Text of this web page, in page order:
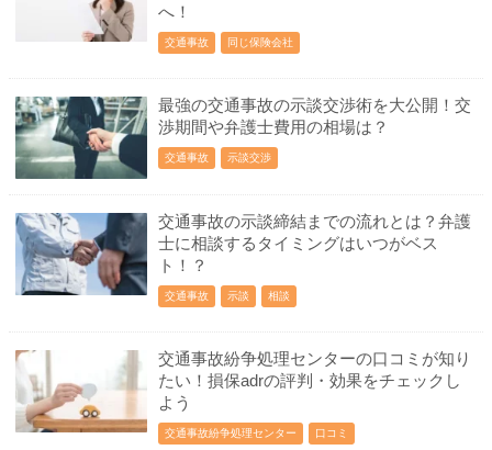
へ！
交通事故 同じ保険会社
最強の交通事故の示談交渉術を大公開！交
渉期間や弁護士費用の相場は？
交通事故 示談交渉
交通事故の示談締結までの流れとは？弁護
士に相談するタイミングはいつがベス
ト！？
交通事故 示談 相談
交通事故紛争処理センターの口コミが知り
たい！損保adrの評判・効果をチェックし
よう
交通事故紛争処理センター 口コミ